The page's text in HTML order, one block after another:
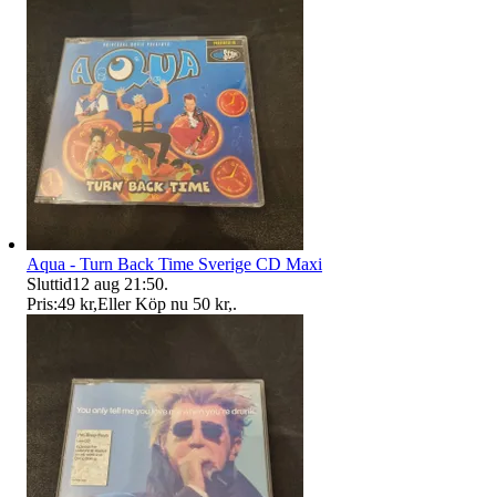
Aqua - Turn Back Time Sverige CD Maxi
Sluttid12 aug 21:50.
Pris:49 kr,Eller Köp nu 50 kr,.